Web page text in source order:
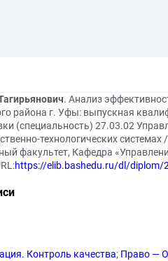
. Анализ
района г. Уфы: выпускная
(специальность) 27.03.02
технологических
факультет, Кафедра
https://elib.bashedu.ru/dl/diplom/
Контроль качества; Право —